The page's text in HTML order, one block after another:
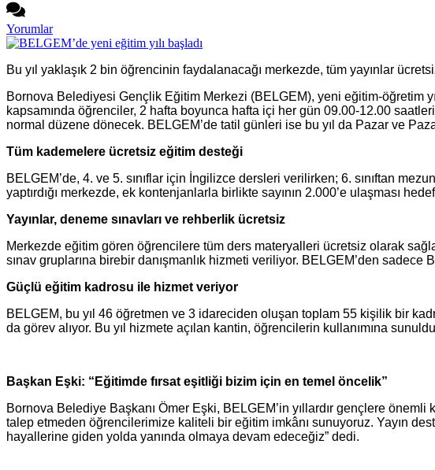
Yorumlar
Bu yıl yaklaşık 2 bin öğrencinin faydalanacağı merkezde, tüm yayınlar
Bornova Belediyesi Gençlik Eğitim Merkezi (BELGEM), yeni eğitim-öğretim
kapsamında öğrenciler, 2 hafta boyunca hafta içi her gün 09.00-12.00
normal düzene dönecek. BELGEM’de tatil günleri ise bu yıl da Pazar ve
Tüm kademelere ücretsiz eğitim desteği
BELGEM’de, 4. ve 5. sınıflar için İngilizce dersleri verilirken; 6. sınıftan
yaptırdığı merkezde, ek kontenjanlarla birlikte sayının 2.000’e ulaşması
Yayınlar, deneme sınavları ve rehberlik ücretsiz
Merkezde eğitim gören öğrencilere tüm ders materyalleri ücretsiz olarak
sınav gruplarına birebir danışmanlık hizmeti veriliyor. BELGEM’den
Güçlü eğitim kadrosu ile hizmet veriyor
BELGEM, bu yıl 46 öğretmen ve 3 idareciden oluşan toplam 55 kişilik bir
da görev alıyor. Bu yıl hizmete açılan kantin, öğrencilerin kullanımına
Başkan Eşki: “Eğitimde fırsat eşitliği bizim için en temel öncelik”
Bornova Belediye Başkanı Ömer Eşki, BELGEM’in yıllardır gençlere
talep etmeden öğrencilerimize kaliteli bir eğitim imkânı sunuyoruz. Yayın
hayallerine giden yolda yanında olmaya devam edeceğiz” dedi.